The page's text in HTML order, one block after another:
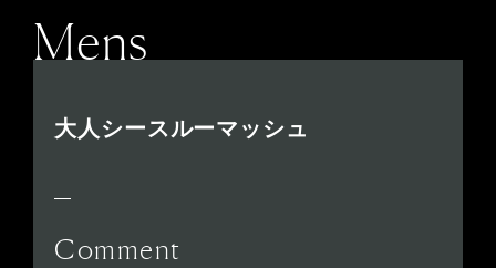
Mens
大人シースルーマッシュ
Comment